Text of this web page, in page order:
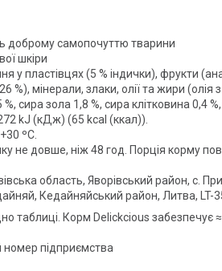
доброму самопочуттю тварини
шкіри
у пластівцях (5 % індички), фрукти
мінерали, злаки, олії та жири (олія
сира зола 1,8 %, сира клітковина 0,4
kJ (кДж) (65 kcal (ккал)).
ºС.
не довше, ніж 48 год. Порція корму
область, Яворівський район, с.
Кедайняйський район, Литва, LT-
Корм Delickcious забезпечує ≈
підприємства